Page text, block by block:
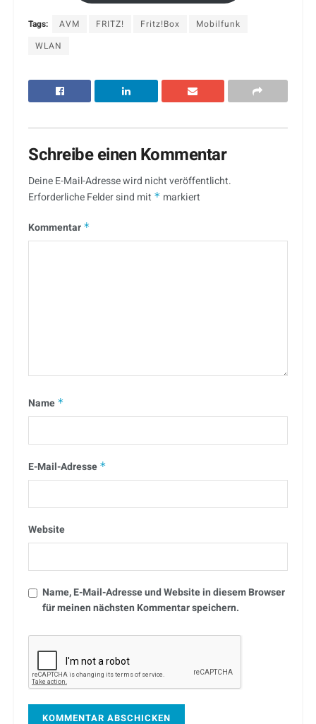
Tags: AVM FRITZ! Fritz!Box
Mobilfunk
WLAN
Schreibe einen Kommentar
Deine E-Mail-Adresse wird nicht veröffentlicht.
Erforderliche Felder sind mit * markiert
Kommentar *
Name *
E-Mail-Adresse *
Website
Name, E-Mail-Adresse und Website in diesem Browser
für meinen nächsten Kommentar speichern.